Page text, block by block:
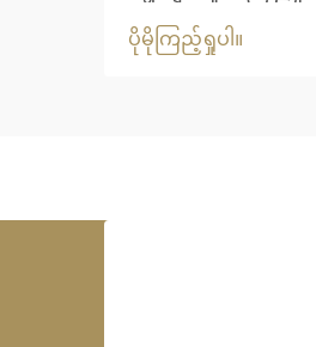
ဆောင်မှုကို ဆုံးဖြတ်ရ
ပိုမိုကြည့်ရှုပါ။